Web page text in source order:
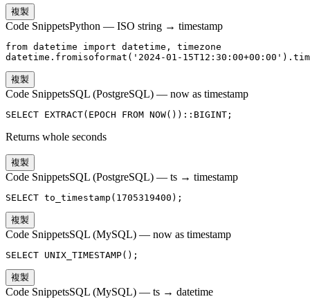
複製
Code SnippetsPython — ISO string → timestamp
from datetime import datetime, timezone
datetime.fromisoformat('2024-01-
複製
Code SnippetsSQL (PostgreSQL) — now as timestamp
SELECT EXTRACT(EPOCH FROM NOW())::BIGINT;
Returns whole seconds
複製
Code SnippetsSQL (PostgreSQL) — ts → timestamp
SELECT to_timestamp(1705319400);
複製
Code SnippetsSQL (MySQL) — now as timestamp
SELECT UNIX_TIMESTAMP();
複製
Code SnippetsSQL (MySQL) — ts → datetime